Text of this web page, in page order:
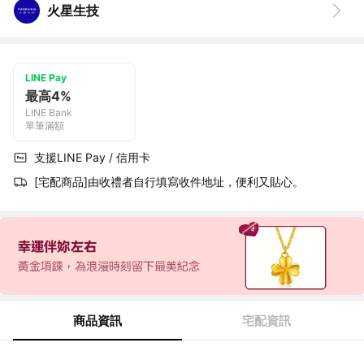
火星生技
LINE Pay
最高4%
LINE Bank
單筆滿額
支援LINE Pay / 信用卡
[宅配商品]由收禮者自行填寫收件地址，便利又貼心。
商品資訊 宅配資訊